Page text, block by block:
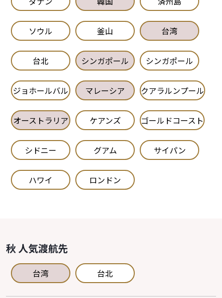
ソウル 釜山 台湾
台北 シンガポール シンガポール
ジョホールバル マレーシア クアラルンプール
オーストラリア ケアンズ ゴールドコースト
シドニー グアム サイパン
ハワイ ロンドン
秋 人気渡航先
台湾 台北